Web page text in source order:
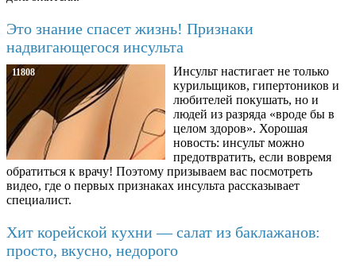
Это знание спасет жизнь! Признаки
надвигающегося инсульта
11808
Инсульт настигает не только
курильщиков, гипертоников и
любителей покушать, но и
людей из разряда «вроде бы в
целом здоров». Хорошая
новость: инсульт можно
предотвратить, если вовремя
обратиться к врачу! Поэтому призываем вас посмотреть
видео, где о первых признаках инсульта рассказывает
специалист.
Хит корейской кухни — салат из баклажанов:
просто, вкусно, недорого